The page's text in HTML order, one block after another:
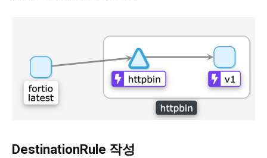
DestinationRule 작성